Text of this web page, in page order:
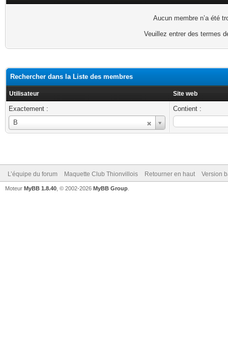
Aucun membre n’a été
Veuillez entrer des termes
Rechercher dans la Liste des membres
Utilisateur Site web
Exactement :
B
Utilisateur
Contient :
L’équipe du forum Maquette Club Thionvillois Retourner en haut Version
Moteur MyBB 1.8.40 , © 2002-2026 MyBB Group